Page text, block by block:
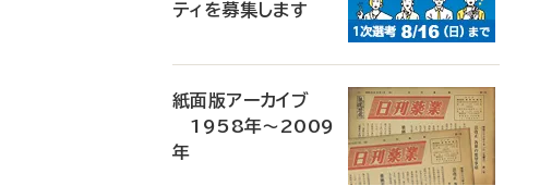
ティを募集します
紙面版アーカイブ
1958年～2009
年